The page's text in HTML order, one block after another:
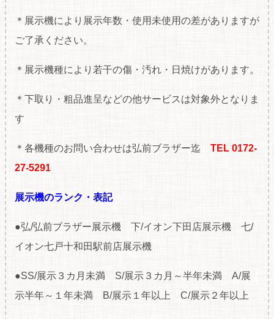
＊展示機により展示年数・使用未使用の差がありますが
ご了承ください。
＊展示機種により若干の傷・汚れ・日焼けがあります。
＊下取り・粗品進呈などの他サービスは対象外となりま
す
＊各機種のお問い合わせは弘前ブラザー迄 TEL 0172-
27-5291
展示機のランク・表記
●弘/弘前ブラザー展示機 下/イオン下田店展示機 七/
イオン七戸十和田駅前店展示機
●SS/展示３カ月未満 S/展示３カ月～半年未満 A/展
示半年～１年未満 B/展示１年以上 C/展示２年以上